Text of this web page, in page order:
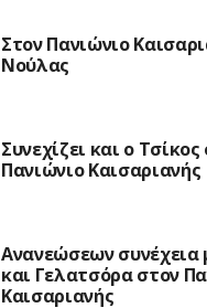
Στον Πανιώνιο
Νούλας
Συνεχίζει και ο
Πανιώνιο Καισαριανής
Ανανεώσεων συνέχεια
και Γελατσόρα στον
Καισαριανής